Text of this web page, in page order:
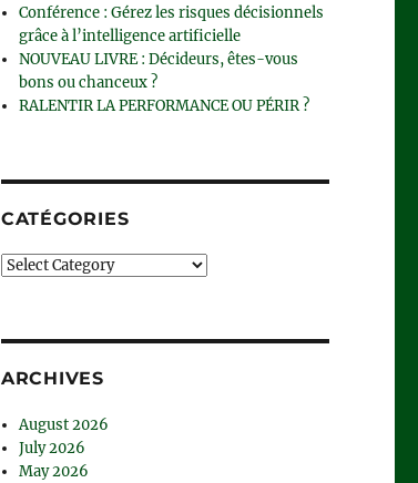
Conférence : Gérez les risques décisionnels
grâce à l’intelligence artificielle
NOUVEAU LIVRE : Décideurs, êtes-vous
bons ou chanceux ?
RALENTIR LA PERFORMANCE OU PÉRIR ?
CATÉGORIES
Catégories
ARCHIVES
August 2026
July 2026
May 2026